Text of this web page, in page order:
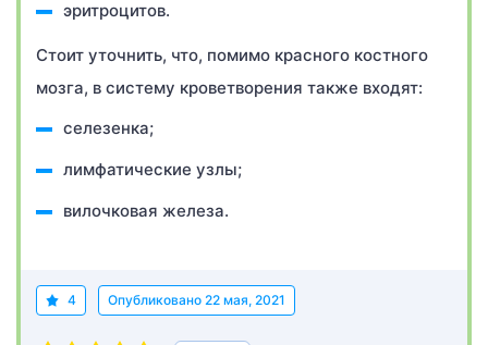
эритроцитов.
Стоит уточнить, что, помимо красного костного
мозга, в систему кроветворения также входят:
селезенка;
лимфатические узлы;
вилочковая железа.
4 Опубликовано 22 мая, 2021